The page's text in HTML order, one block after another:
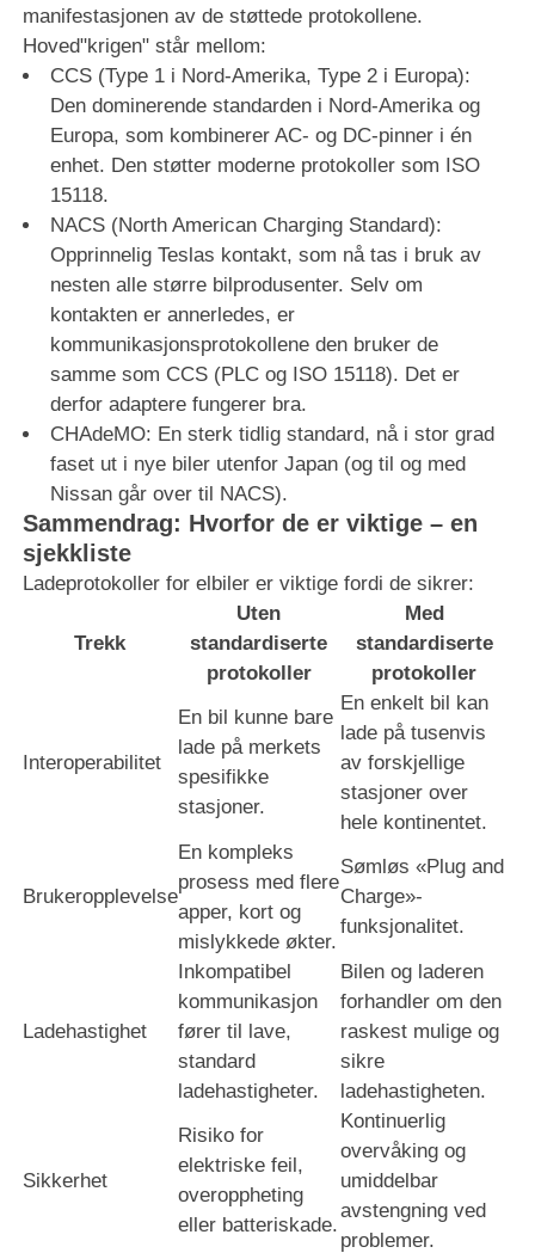
manifestasjonen av de støttede protokollene.
Hoved"krigen" står mellom:
CCS (Type 1 i Nord-Amerika, Type 2 i Europa):
Den dominerende standarden i Nord-Amerika og
Europa, som kombinerer AC- og DC-pinner i én
enhet. Den støtter moderne protokoller som ISO
15118.
NACS (North American Charging Standard):
Opprinnelig Teslas kontakt, som nå tas i bruk av
nesten alle større bilprodusenter. Selv om
kontakten er annerledes, er
kommunikasjonsprotokollene den bruker de
samme som CCS (PLC og ISO 15118). Det er
derfor adaptere fungerer bra.
CHAdeMO: En sterk tidlig standard, nå i stor grad
faset ut i nye biler utenfor Japan (og til og med
Nissan går over til NACS).
Sammendrag: Hvorfor de er viktige – en
sjekkliste
Ladeprotokoller for elbiler er viktige fordi de sikrer:
Trekk
Uten
standardiserte
protokoller
Med
standardiserte
protokoller
Interoperabilitet
En bil kunne bare
lade på merkets
spesifikke
stasjoner.
En enkelt bil kan
lade på tusenvis
av forskjellige
stasjoner over
hele kontinentet.
Brukeropplevelse
En kompleks
prosess med flere
apper, kort og
mislykkede økter.
Sømløs «Plug and
Charge»-
funksjonalitet.
Ladehastighet
Inkompatibel
kommunikasjon
fører til lave,
standard
ladehastigheter.
Bilen og laderen
forhandler om den
raskest mulige og
sikre
ladehastigheten.
Sikkerhet
Risiko for
elektriske feil,
overoppheting
eller batteriskade.
Kontinuerlig
overvåking og
umiddelbar
avstengning ved
problemer.